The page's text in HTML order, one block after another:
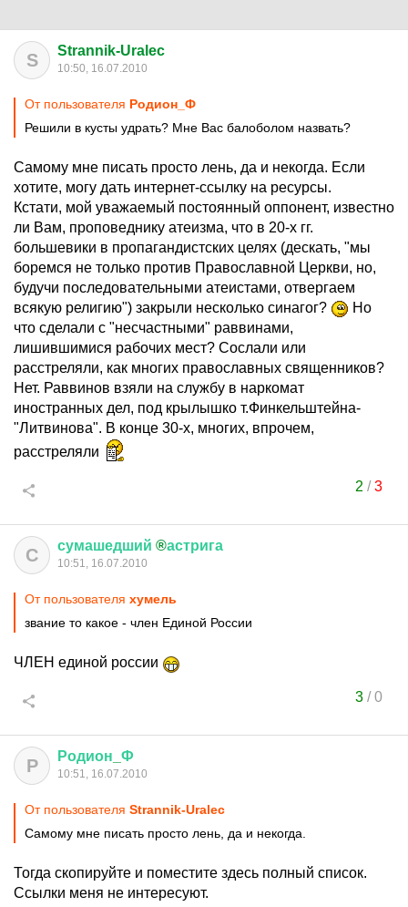
S Strannik-Uralec
10:50, 16.07.2010
От пользователя Родион_Ф
Решили в кусты удрать? Мне Вас балоболом назвать?
Самому мне писать просто лень, да и некогда. Если
хотите, могу дать интернет-ссылку на ресурсы.
Кстати, мой уважаемый постоянный оппонент, известно
ли Вам, проповеднику атеизма, что в 20-х гг.
большевики в пропагандистских целях (дескать, "мы
боремся не только против Православной Церкви, но,
будучи последовательными атеистами, отвергаем
всякую религию") закрыли несколько синагог?
Но
что сделали с "несчастными" раввинами,
лишившимися рабочих мест? Сослали или
расстреляли, как многих православных священников?
Нет. Раввинов взяли на службу в наркомат
иностранных дел, под крылышко т.Финкельштейна-
"Литвинова". В конце 30-х, многих, впрочем,
расстреляли
2 /3
С сумашедший ®астрига
10:51, 16.07.2010
От пользователя хумель
звание то какое - член Единой России
ЧЛЕН единой россии
3/0
Р Родион Ф
10:51, 16.07.2010
От пользователя Strannik-Uralec
Самому мне писать просто лень, да и некогда.
Тогда скопируйте и поместите здесь полный список.
Ссылки меня не интересуют.